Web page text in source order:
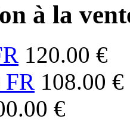
à la
120.00 €
FR 108.00 €
€